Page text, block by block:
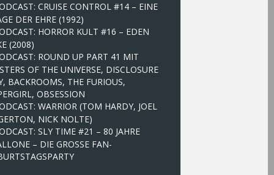
CRUISE CONTROL #14 – EINE
DER EHRE (1992)
HORROR KULT #16 – EDEN
(2008)
ROUND UP PART 41 MIT
OF THE UNIVERSE, DISCLOSURE
BACKROOMS, THE FURIOUS,
OBSESSION
WARRIOR (TOM HARDY, JOEL
NICK NOLTE)
SLY TIME #21 – 80 JAHRE
– DIE GROSSE FAN-